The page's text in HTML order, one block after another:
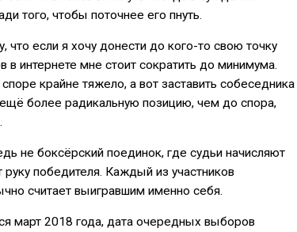
того, чтобы поточнее его пнуть.
что если я хочу донести до кого-то свою точку
в интернете мне стоит сократить до минимума.
крайне тяжело, а вот заставить собеседника
более радикальную позицию, чем до спора,
не боксёрский поединок, где судьи начисляют
победителя. Каждый из участников
считает выигравшим именно себя.
март 2018 года, дата очередных выборов